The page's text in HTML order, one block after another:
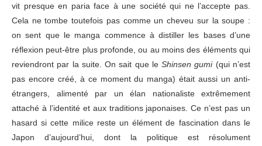
vit presque en paria face à une société qui ne l’accepte pas.
Cela ne tombe toutefois pas comme un cheveu sur la soupe :
on sent que le manga commence à distiller les bases d’une
réflexion peut-être plus profonde, ou au moins des éléments qui
reviendront par la suite. On sait que leShinsen gumi(qui n’est
pas encore créé, à ce moment du manga) était aussi un anti-
étrangers, alimenté par un élan nationaliste extrêmement
attaché à l’identité et aux traditions japonaises. Ce n’est pas un
hasard si cette milice reste un élément de fascination dans le
Japon d’aujourd’hui, dont la politique est résolument